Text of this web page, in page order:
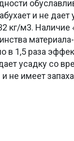
и не дает
кг/м3.
в 1,5 раза
усадку со
не имеет